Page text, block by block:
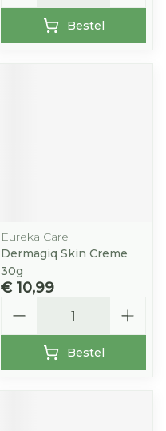
Bestel
Eureka Care
Dermagiq Skin Creme
30g
€ 10,99
Bestel